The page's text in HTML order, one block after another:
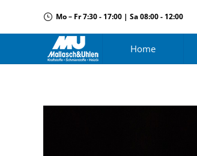
Mo – Fr 7:30 - 17:00 | Sa 08:00 - 12:00
Home